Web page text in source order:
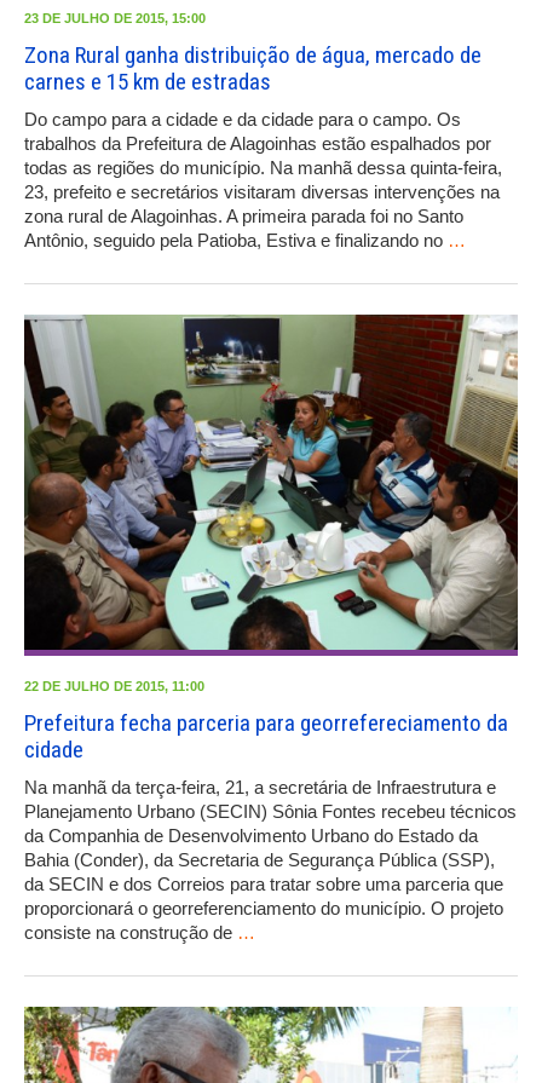
23 DE JULHO DE 2015, 15:00
Zona Rural ganha distribuição de água, mercado de
carnes e 15 km de estradas
Do campo para a cidade e da cidade para o campo. Os
trabalhos da Prefeitura de Alagoinhas estão espalhados por
todas as regiões do município. Na manhã dessa quinta-feira,
23, prefeito e secretários visitaram diversas intervenções na
zona rural de Alagoinhas. A primeira parada foi no Santo
Antônio, seguido pela Patioba, Estiva e finalizando no …
22 DE JULHO DE 2015, 11:00
Prefeitura fecha parceria para georrefereciamento da
cidade
Na manhã da terça-feira, 21, a secretária de Infraestrutura e
Planejamento Urbano (SECIN) Sônia Fontes recebeu técnicos
da Companhia de Desenvolvimento Urbano do Estado da
Bahia (Conder), da Secretaria de Segurança Pública (SSP),
da SECIN e dos Correios para tratar sobre uma parceria que
proporcionará o georreferenciamento do município. O projeto
consiste na construção de …